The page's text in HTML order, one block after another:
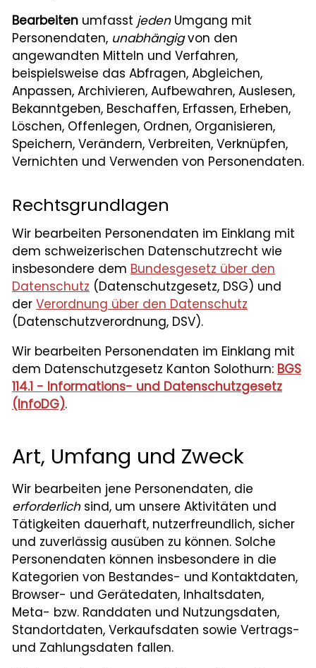
Bearbeiten umfasst jedenUmgang mit
Personendaten, unabhängigvon den
angewandten Mitteln und Verfahren,
beispielsweise das Abfragen, Abgleichen,
Anpassen, Archivieren, Aufbewahren, Auslesen,
Bekanntgeben, Beschaffen, Erfassen, Erheben,
Löschen, Offenlegen, Ordnen, Organisieren,
Speichern, Verändern, Verbreiten, Verknüpfen,
Vernichten und Verwenden von Personendaten.
Rechtsgrundlagen
Wir bearbeiten Personendaten im Einklang mit
dem schweizerischen Datenschutzrecht wie
insbesondere dem Bundesgesetz über den
Datenschutz (Datenschutzgesetz, DSG) und
der Verordnung über den Datenschutz
(Datenschutzverordnung, DSV).
Wir bearbeiten Personendaten im Einklang mit
dem Datenschutzgesetz Kanton Solothurn: BGS
114.1 - Informations- und Datenschutzgesetz
(InfoDG).
Art, Umfang und Zweck
Wir bearbeiten jene Personendaten, die
erforderlichsind, um unsere Aktivitäten und
Tätigkeiten dauerhaft, nutzerfreundlich, sicher
und zuverlässig ausüben zu können. Solche
Personendaten können insbesondere in die
Kategorien von Bestandes- und Kontaktdaten,
Browser- und Gerätedaten, Inhaltsdaten,
Meta- bzw. Randdaten und Nutzungsdaten,
Standortdaten, Verkaufsdaten sowie Vertrags-
und Zahlungsdaten fallen.